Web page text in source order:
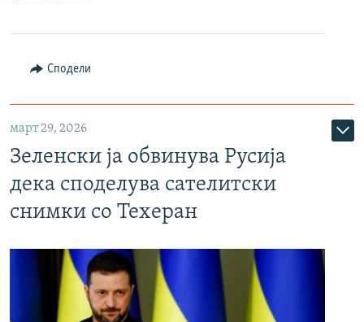
Сподели
март 29, 2026
Зеленски ја обвинува Русија
дека споделува сателитски
снимки со Техеран